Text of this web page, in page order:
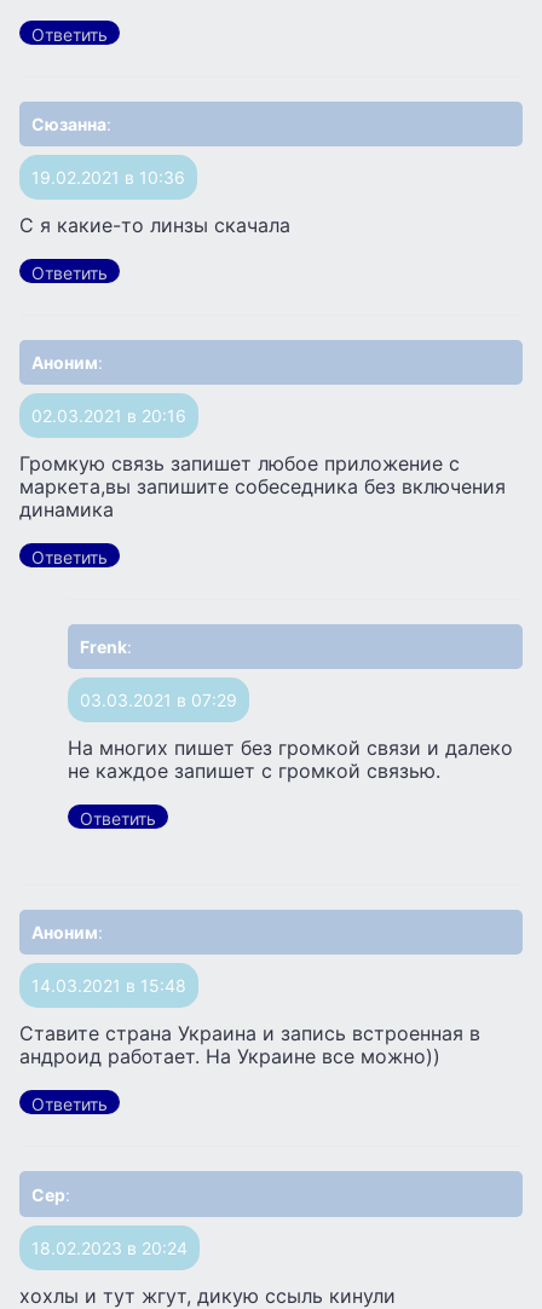
Ответить
Сюзанна:
19.02.2021 в 10:36
С я какие-то линзы скачала
Ответить
Аноним:
02.03.2021 в 20:16
Громкую связь запишет любое приложение с
маркета,вы запишите собеседника без включения
динамика
Ответить
Frenk:
03.03.2021 в 07:29
На многих пишет без громкой связи и далеко
не каждое запишет с громкой связью.
Ответить
Аноним:
14.03.2021 в 15:48
Ставите страна Украина и запись встроенная в
андроид работает. На Украине все можно))
Ответить
Сер:
18.02.2023 в 20:24
хохлы и тут жгут, дикую ссыль кинули